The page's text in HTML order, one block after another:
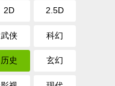
2D 2.5D
武侠 科幻
历史 玄幻